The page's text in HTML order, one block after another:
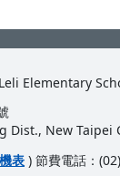
Elementary
Dist., New Taipei
表 ) 節費電話：